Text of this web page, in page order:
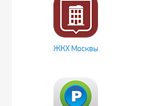
ЖКХ Москвы